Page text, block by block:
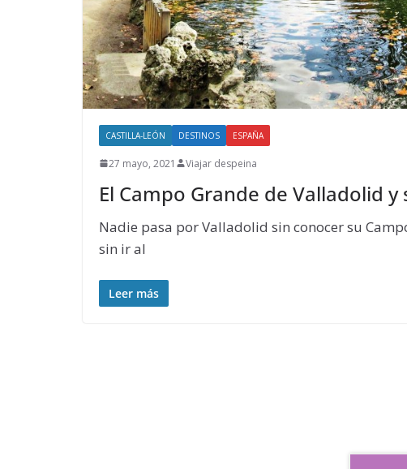
CASTILLA-LEÓN DESTINOS ESPAÑA
27 mayo, 2021 Viajar despeina
El Campo Grande de Valladolid y
Nadie pasa por Valladolid sin conocer su
sin ir al
Leer más